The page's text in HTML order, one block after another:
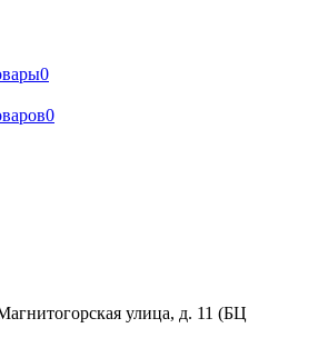
0
0
улица, д. 11 (БЦ